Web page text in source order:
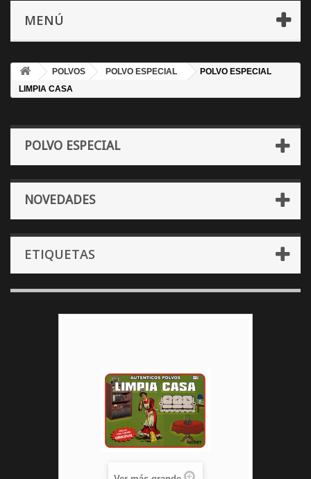
MENÚ
POLVOS POLVO ESPECIAL
POLVO ESPECIAL
LIMPIA CASA
POLVO ESPECIAL
NOVEDADES
ETIQUETAS